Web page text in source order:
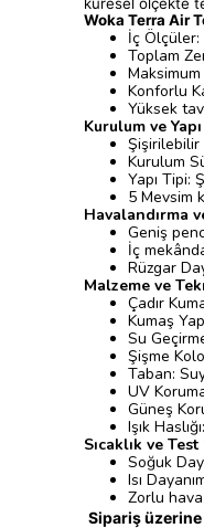
Woka Terra Air
İç Ölçüler:
Toplam
Konforlu
Yüksek
Kurulum ve
Şişirilebilir
Kurulum
Yapı Tipi:
5 Mevsim
Havalandırma
Geniş
İç
Rüzgar
Malzeme ve
Çadır
Kumaş
Su
Şişme
Taban:
UV
Güneş
Işık
Sıcaklık ve
Soğuk
Isı
Zorlu hava
Sipariş